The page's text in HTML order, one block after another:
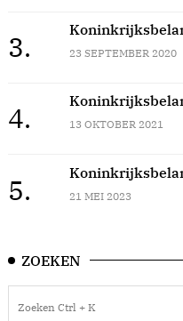
3. 23 SEPTEMBER 2020
4. 13 OKTOBER 2021
5. 21 MEI 2023
ZOEKEN